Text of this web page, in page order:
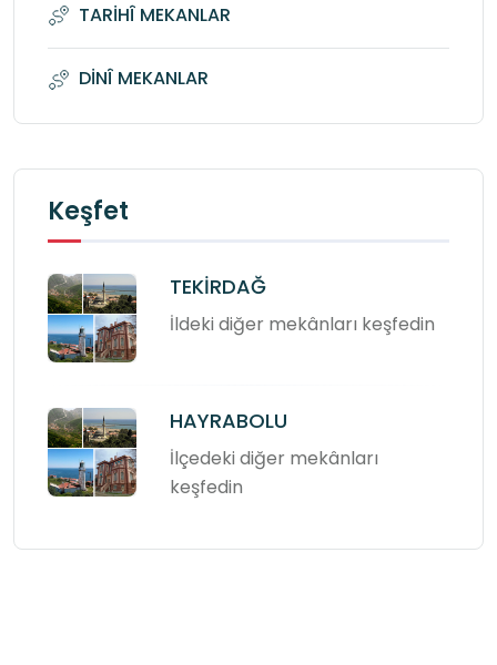
TARİHÎ MEKANLAR
DİNÎ MEKANLAR
Keşfet
TEKİRDAĞ
İldeki diğer mekânları keşfedin
HAYRABOLU
İlçedeki diğer mekânları
keşfedin